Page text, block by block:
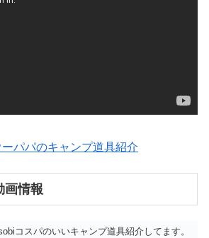
ーパパのキャンプ道具紹介
画情報
コスパのいいキャンプ道具紹介してます。